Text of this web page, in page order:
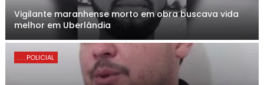
Vigilante maranhense morto em obra buscava vida
melhor em Uberlândia
. . . POLICIAL